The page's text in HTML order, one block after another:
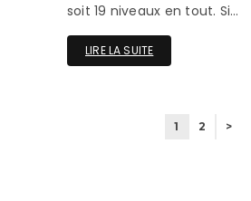
soit 19 niveaux en tout. Si…
LIRE LA SUITE
1 2 >